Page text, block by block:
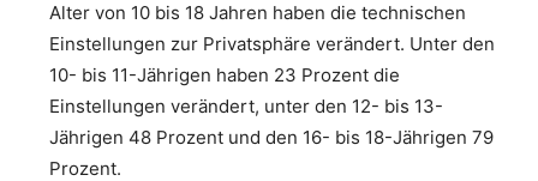
Alter von 10 bis 18 Jahren haben die technischen
Einstellungen zur Privatsphäre verändert. Unter den
10- bis 11-Jährigen haben 23 Prozent die
Einstellungen verändert, unter den 12- bis 13-
Jährigen 48 Prozent und den 16- bis 18-Jährigen 79
Prozent.